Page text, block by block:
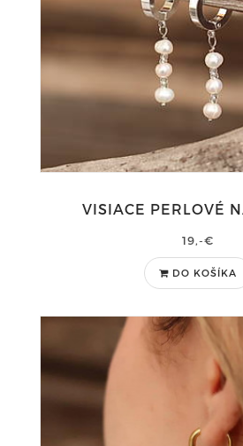
VISIACE PERLOVÉ
19,-€
DO KOŠÍKA